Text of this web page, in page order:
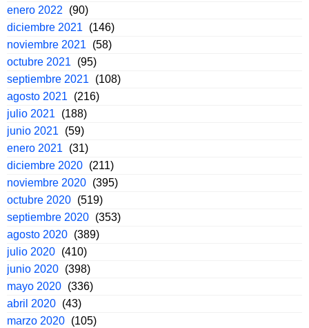
enero 2022
(90)
diciembre 2021
(146)
noviembre 2021
(58)
octubre 2021
(95)
septiembre 2021
(108)
agosto 2021
(216)
julio 2021
(188)
junio 2021
(59)
enero 2021
(31)
diciembre 2020 (211)
noviembre 2020 (395)
octubre 2020 (519)
septiembre 2020 (353)
agosto 2020 (389)
julio 2020 (410)
junio 2020 (398)
mayo 2020 (336)
abril 2020 (43)
marzo 2020 (105)